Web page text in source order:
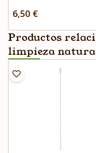
6,50 €
Productos
limpieza